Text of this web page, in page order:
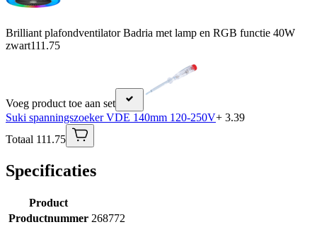
Brilliant plafondventilator Badria met lamp en RGB functie 40W
zwart111.75
Voeg product toe aan set
Suki spanningszoeker VDE 140mm 120-250V+ 3.39
Totaal 111.75
Specificaties
Product
Productnummer 268772